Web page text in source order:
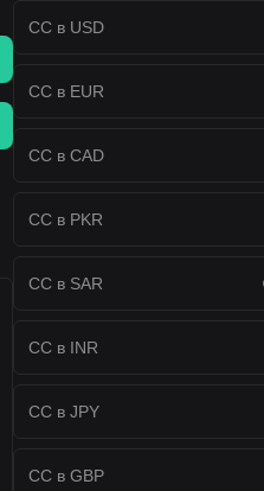
CC в USD
CC в EUR
CC в CAD
CC в PKR
CC в SAR
CC в INR
CC в JPY
CC в GBP